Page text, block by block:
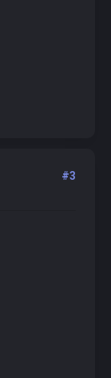
#3